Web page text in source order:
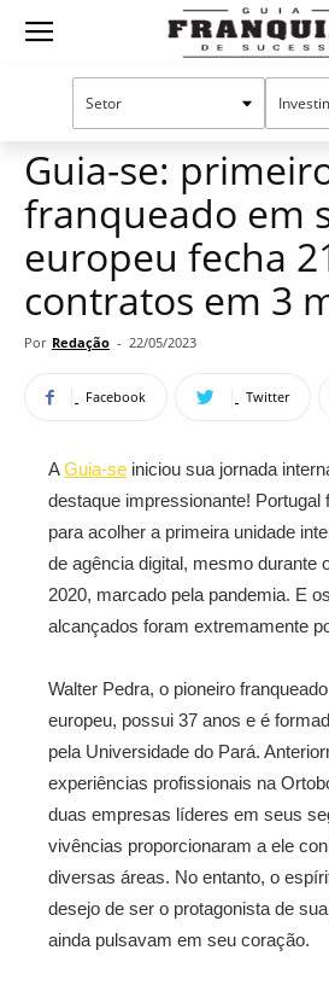
Guia
Sucesso
Mercado de franquias
Guia-se:
franqueado em
europeu fecha
contratos em 3
Por Redação - 22/05/2023
Facebook Twitter
AGuia-se iniciou sua jornada
destaque impressionante! Portugal
para acolher a primeira unidade
de agência digital, mesmo durante
2020, marcado pela pandemia. E
alcançados foram extremamente
Walter Pedra, o pioneiro
europeu, possui 37 anos e é
pela Universidade do Pará.
experiências profissionais na
duas empresas líderes em seus
vivências proporcionaram a ele
diversas áreas. No entanto, o
desejo de ser o protagonista de
ainda pulsavam em seu coração.